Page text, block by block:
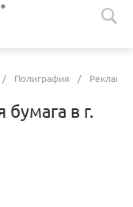
/ Полиграфия /
в г.